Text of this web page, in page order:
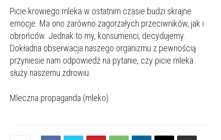
Picie krowiego mleka w ostatnim czasie budzi skrajne
emocje. Ma ono zarówno zagorzałych przeciwników, jak i
obrońców. Jednak to my, konsumenci, decydujemy.
Dokładna obserwacja naszego organizmu z pewnością
przyniesie nam odpowiedź na pytanie, czy picie mleka
służy naszemu zdrowiu.
Mleczna propaganda (mleko)